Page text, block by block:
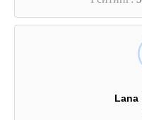
Lana